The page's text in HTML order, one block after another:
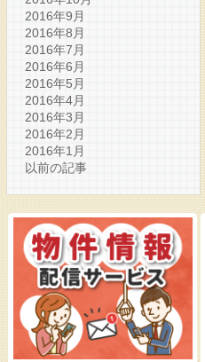
2016年9月
2016年8月
2016年7月
2016年6月
2016年5月
2016年4月
2016年3月
2016年2月
2016年1月
以前の記事